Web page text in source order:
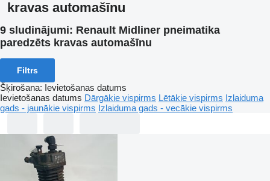
kravas automašīnu
9 sludinājumi: Renault Midliner pneimatika
paredzēts kravas automašīnu
Filtrs
Šķirošana: Ievietošanas datums
Ievietošanas datums Dārgākie vispirms Lētākie vispirms Izlaiduma
gads - jaunākie vispirms Izlaiduma gads - vecākie vispirms